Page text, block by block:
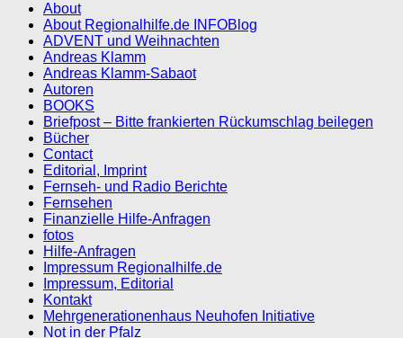
About
About Regionalhilfe.de INFOBlog
ADVENT und Weihnachten
Andreas Klamm
Andreas Klamm-Sabaot
Autoren
BOOKS
Briefpost – Bitte frankierten Rückumschlag beilegen
Bücher
Contact
Editorial, Imprint
Fernseh- und Radio Berichte
Fernsehen
Finanzielle Hilfe-Anfragen
fotos
Hilfe-Anfragen
Impressum Regionalhilfe.de
Impressum, Editorial
Kontakt
Mehrgenerationenhaus Neuhofen Initiative
Not in der Pfalz